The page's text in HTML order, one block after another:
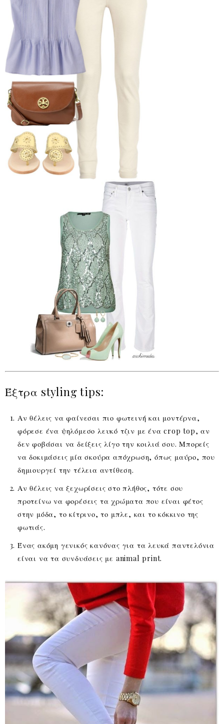
Έξτρα styling tips:
Αν θέλεις να φαίνεσαι πιο φωτεινή και μοντέρνα,
φόρεσε ένα ψηλόμεσο λευκό τζιν με ένα crop top, αν
δεν φοβάσαι να δείξεις λίγο την κοιλιά σου. Μπορείς
να δοκιμάσεις μία σκούρα απόχρωση, όπως μαύρο, που
δημιουργεί την τέλεια αντίθεση.
Αν θέλεις να ξεχωρίσεις στο πλήθος, τότε σου
προτείνω να φορέσεις τα χρώματα που είναι φέτος
στην μόδα, το κίτρινο, το μπλε, και το κόκκινο της
φωτιάς.
Ένας ακόμη γενικός κανόνας για τα λευκά παντελόνια
είναι να τα συνδυάσεις με animal print.